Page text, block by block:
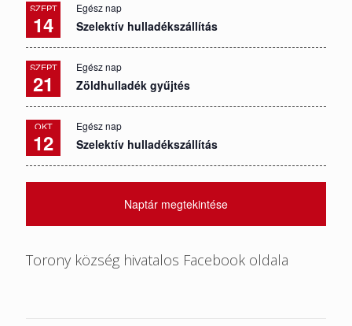
SZEPT
14
Egész nap
Szelektív hulladékszállítás
SZEPT
21
Egész nap
Zöldhulladék gyűjtés
OKT
12
Egész nap
Szelektív hulladékszállítás
Naptár megtekintése
Torony község hivatalos Facebook oldala